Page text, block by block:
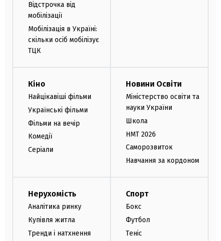
Відстрочка від
мобілізації
Мобілізація в Україні:
скільки осіб мобілізує
ТЦК
Кіно
Найцікавіші фільми
Українські фільми
Фільми на вечір
Комедії
Серіали
Новини Освіти
Міністерство освіти та
науки України
Школа
НМТ 2026
Саморозвиток
Навчання за кордоном
Нерухомість
Аналітика ринку
Купівля житла
Тренди і натхнення
Спорт
Бокс
Футбол
Теніс